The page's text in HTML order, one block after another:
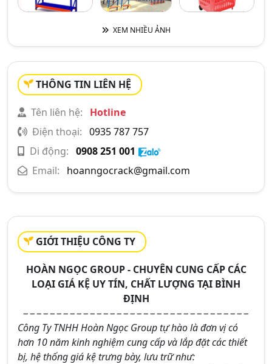
XEM NHIỀU ẢNH
THÔNG TIN LIÊN HỆ
Tên liên hệ:
Hotline
Điện thoại: 0935 787 757
Di động: 0908 251 001
Email:
hoanngocrack@gmail.com
GIỚI THIỆU CÔNG TY
HOÀN NGỌC GROUP - CHUYÊN CUNG CẤP CÁC
LOẠI GIÁ KỆ UY TÍN, CHẤT LƯỢNG TẠI BÌNH
ĐỊNH
−−−−−−−−−−−−−−−−−−−−−−−−−−−−−−−−−−
Công Ty TNHH Hoàn Ngọc Group tự hào là đơn vị có
hơn 10 năm kinh nghiệm cung cấp và lắp đặt các thiết
bị, hệ thống giá kệ trưng bày, lưu trữ như: